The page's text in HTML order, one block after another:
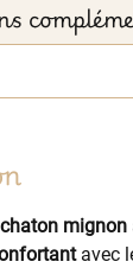
mignon
avec